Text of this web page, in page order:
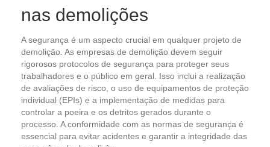
nas demolições
A segurança é um aspecto crucial em qualquer projeto de
demolição. As empresas de demolição devem seguir
rigorosos protocolos de segurança para proteger seus
trabalhadores e o público em geral. Isso inclui a realização
de avaliações de risco, o uso de equipamentos de proteção
individual (EPIs) e a implementação de medidas para
controlar a poeira e os detritos gerados durante o
processo. A conformidade com as normas de segurança é
essencial para evitar acidentes e garantir a integridade das